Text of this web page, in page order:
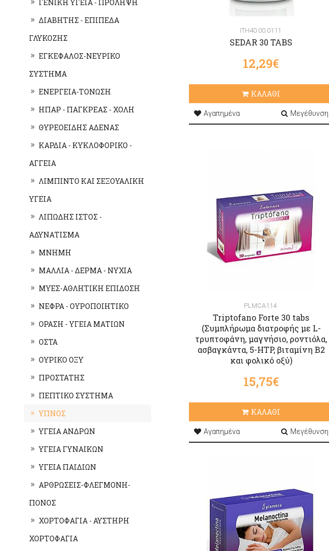
ΓΕΝΙΚΗ ΥΓΕΙΑ - ΠΡΟΛΗΨΗ
ΔΙΑΒΗΤΗΣ - ΕΠΙΠΕΔΑ
ΓΛΥΚΟΖΗΣ
ΕΓΚΕΦΑΛΟΣ-ΝΕΥΡΙΚΟ
ΣΥΣΤΗΜΑ
ΕΝΕΡΓΕΙΑ-ΤΟΝΩΣΗ
ΗΠΑΡ - ΠΑΓΚΡΕΑΣ - ΧΟΛΗ
ΘΥΡΕΟΕΙΔΗΣ ΑΔΕΝΑΣ
ΚΑΡΔΙΑ - ΚΥΚΛΟΦΟΡΙΚΟ -
ΑΓΓΕΙΑ
ΛΙΜΠΙΝΤΟ ΚΑΙ ΣΕΞΟΥΑΛΙΚΗ
ΥΓΕΙΑ
ΛΙΠΩΔΗΣ ΙΣΤΟΣ -
ΑΔΥΝΑΤΙΣΜΑ
ΜΝΗΜΗ
ΜΑΛΛΙΑ - ΔΕΡΜΑ - ΝΥΧΙΑ
ΜΥΕΣ-ΑΘΛΗΤΙΚΗ ΕΠΙΔΟΣΗ
ΝΕΦΡΑ - ΟΥΡΟΠΟΙΗΤΙΚΟ
ΟΡΑΣΗ - ΥΓΕΙΑ ΜΑΤΙΩΝ
ΟΣΤΑ
ΟΥΡΙΚΟ ΟΞΥ
ΠΡΟΣΤΑΤΗΣ
ΠΕΠΤΙΚΟ ΣΥΣΤΗΜΑ
ΥΠΝΟΣ
ΥΓΕΙΑ ΑΝΔΡΩΝ
ΥΓΕΙΑ ΓΥΝΑΙΚΩΝ
ΥΓΕΙΑ ΠΑΙΔΙΩΝ
ΑΡΘΡΩΣΕΙΣ-ΦΛΕΓΜΟΝΗ-
ΠΟΝΟΣ
ΧΟΡΤΟΦΑΓΙΑ - ΑΥΣΤΗΡΗ
ΧΟΡΤΟΦΑΓΙΑ
ITH40.00.0111
SEDAR 30 TABS
12,29€
ΚΑΛΑΘΙ
Αγαπημένα Μεγέθυνση
PLMCA114
Triptofano Forte 30 tabs
(Συμπλήρωμα διατροφής με L-
τρυπτοφάνη, μαγνήσιο, ροντιόλα,
ασβαγκάντα, 5-ΗTP, βιταμίνη Β2
και φολικό οξύ)
15,75€
ΚΑΛΑΘΙ
Αγαπημένα Μεγέθυνση